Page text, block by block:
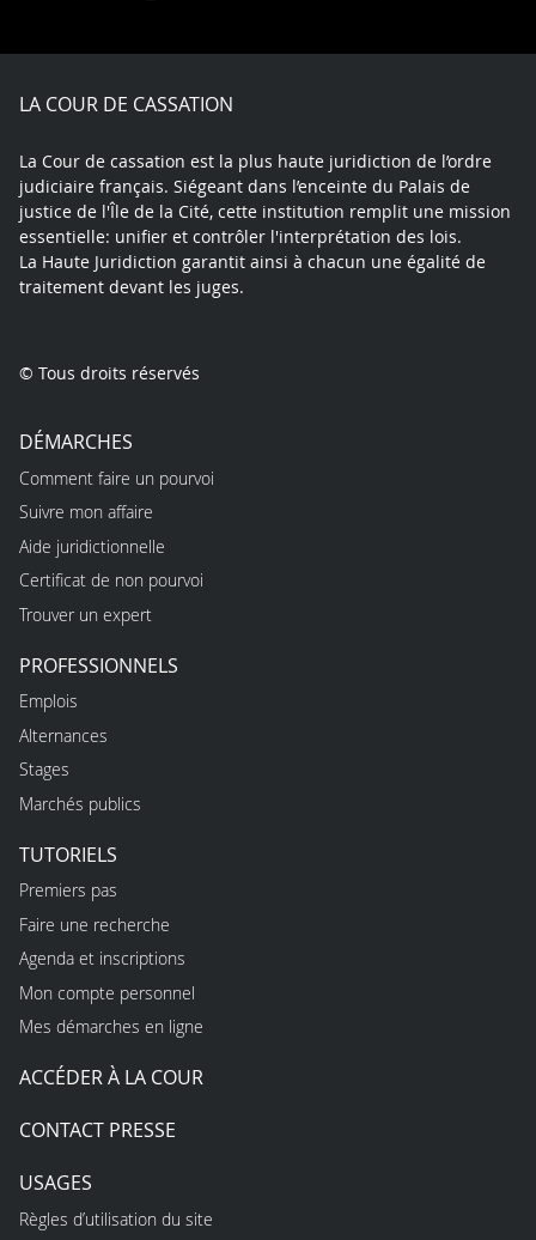
X
FacebookYoutubeLinkedInInstagram
LA COUR DE CASSATION
La Cour de cassation est la plus haute juridiction de l’ordre
judiciaire français. Siégeant dans l’enceinte du Palais de
justice de l'Île de la Cité, cette institution remplit une mission
essentielle: unifier et contrôler l'interprétation des lois.
La Haute Juridiction garantit ainsi à chacun une égalité de
traitement devant les juges.
© Tous droits réservés
DÉMARCHES
Comment faire un pourvoi
Suivre mon affaire
Aide juridictionnelle
Certificat de non pourvoi
Trouver un expert
PROFESSIONNELS
Emplois
Alternances
Stages
Marchés publics
TUTORIELS
Premiers pas
Faire une recherche
Agenda et inscriptions
Mon compte personnel
Mes démarches en ligne
ACCÉDER À LA COUR
CONTACT PRESSE
USAGES
Règles d’utilisation du site